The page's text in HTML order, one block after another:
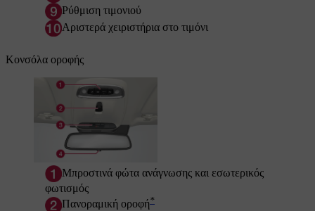
Ρύθμιση τιμονιού
Αριστερά χειριστήρια στο τιμόνι
Κονσόλα οροφής
Μπροστινά φώτα ανάγνωσης και εσωτερικός
φωτισμός
Πανοραμική οροφή*